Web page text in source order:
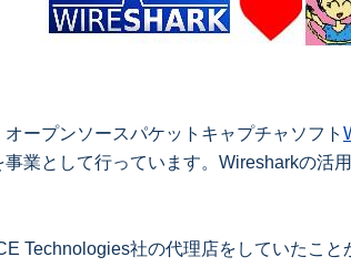
プンソースパケットキャプチャソフト
業として行っています。Wiresharkの活
Technologies社の代理店をしていたこ